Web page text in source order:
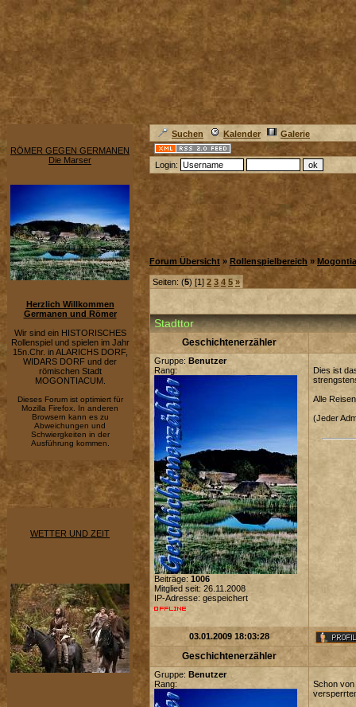
RÖMER GEGEN GERMANEN
Die Marser
Herzlich Willkommen
Germanen und Römer
Wir sind ein HISTORISCHES
Rollenspiel und spielen im Jahr
15n.Chr. in ALARICHS DORF,
WIDARS DORF und der
römischen Stadt
MOGONTIACUM.
Dieses Forum ist optimiert für
Mozilla Firefox. In anderen
Browsern kann es zu
Abweichungen und
Schwiergkeiten in der
Ausführung kommen.
WETTER UND ZEIT
Suchen Kalender Galerie
Login:
Forum Übersicht » Rollenspielbereich »
Seiten: (5) [1] 2 3 4 5 »
Stadttor
Geschichtenerzähler
Gruppe: Benutzer
Rang:
Beiträge: 1006
Mitglied seit: 26.11.2008
IP-Adresse: gespeichert
Dies ist
Alle
(Jeder
03.01.2009 18:03:28
Geschichtenerzähler
Gruppe: Benutzer
Rang:
Schon